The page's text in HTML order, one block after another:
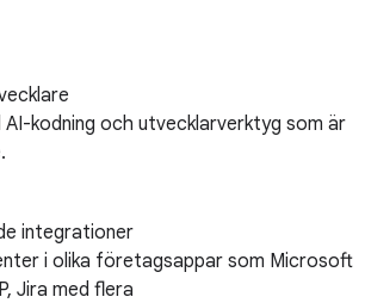
AI-kodning och utvecklarverktyg som är
integrationer
i olika företagsappar som Microsoft
Jira med flera